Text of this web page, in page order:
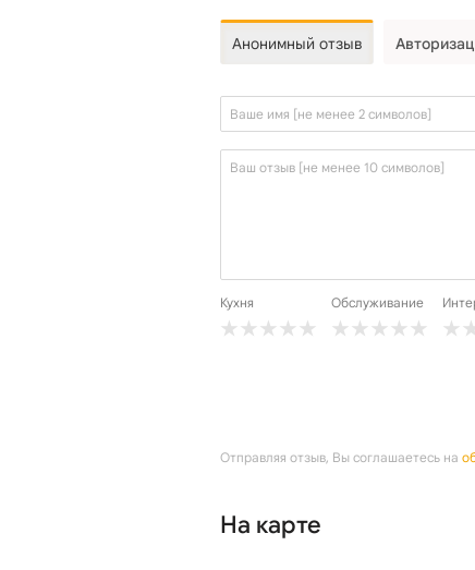
Анонимный отзыв
Кухня Обслуживание
Отправляя отзыв, Вы соглашаетесь на
На карте